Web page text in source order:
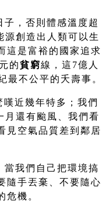
，否則體感溫度超
源創造出人類可以生
這是富裕的國家追求
的貧窮線，這7億人
最不公平的夭壽事。
近幾年特多；我們
月還有颱風、我們看
見空氣品質差到鄰居
我們自己把環境搞
隨手丟棄、不要隨心
危機。